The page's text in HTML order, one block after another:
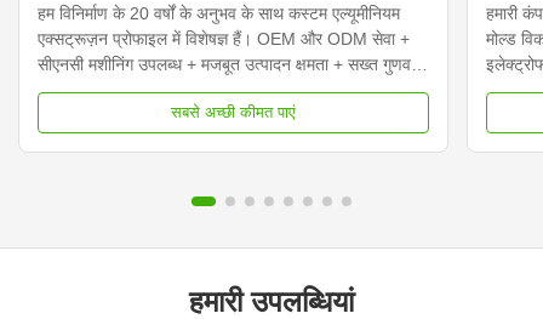
हम विनिर्माण के 20 वर्षों के अनुभव के साथ कस्टम एल्यूमीनियम
एक्सट्रूज़न प्रोफाइल में विशेषज्ञ हैं। OEM और ODM सेवा +
सीएनसी मशीनिंग उपलब्ध + मजबूत उत्पादन क्षमता + सख्त गुणवत्ता
नियंत्रण 20000 टन की एक्सट्रूज़न मशीनों से लैस, हम उच्च
परिशुद्धता के साथ बड़े आकार के एल्यूमीनियम प्रोफाइल का उत्पादन
कर ...
सबसे अच्छी कीमत पाएं
हमारी
मोल्ड
छिड़काव,
हमारी उपलब्धियां